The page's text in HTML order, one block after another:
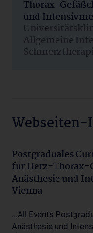
Thorax-
und
Allgemeine
Postgraduales
für Herz-Thorax-
Anästhesie und
Vienna
...All Events
Anästhesie und